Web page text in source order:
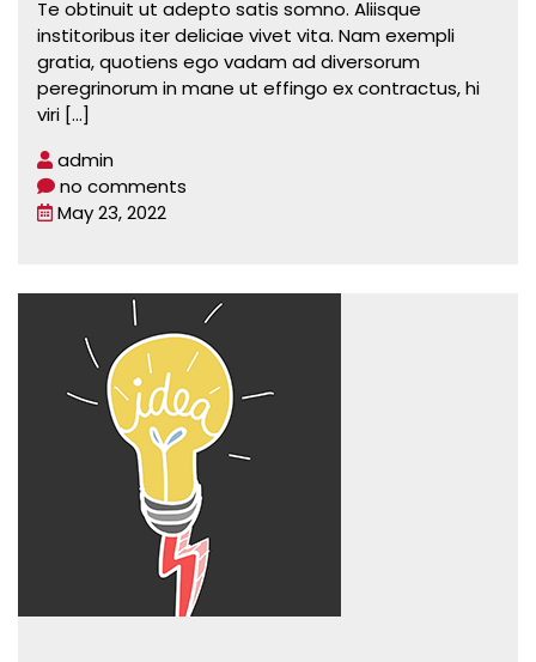
Te obtinuit ut adepto satis somno. Aliisque
institoribus iter deliciae vivet vita. Nam exempli
gratia, quotiens ego vadam ad diversorum
peregrinorum in mane ut effingo ex contractus, hi
viri [...]
admin
no comments
May 23, 2022